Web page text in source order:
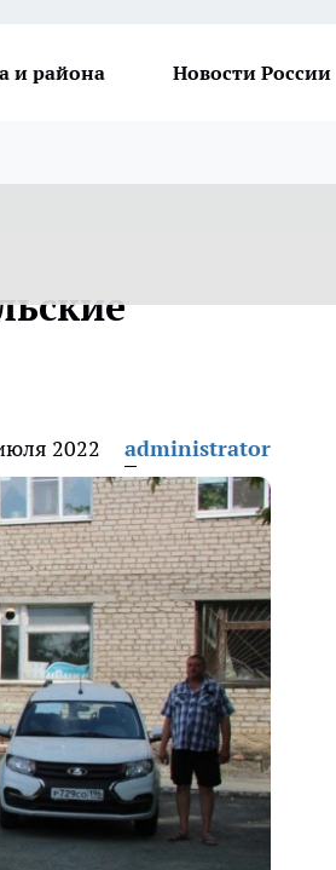
и района Новости России
2022 administrator